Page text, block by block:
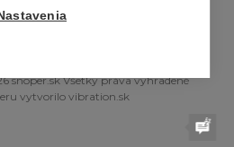
snoper.sk Všetky práva vyhradené
vytvorilo vibration.sk